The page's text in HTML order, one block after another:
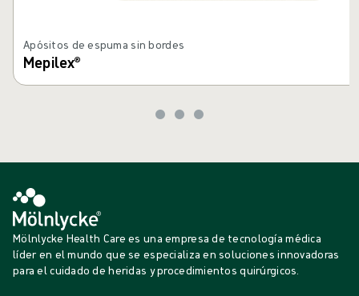
Apósitos de espuma sin bordes
Mepilex®
Mölnlycke Health Care es una empresa de tecnología médica
líder en el mundo que se especializa en soluciones innovadoras
para el cuidado de heridas y procedimientos quirúrgicos.